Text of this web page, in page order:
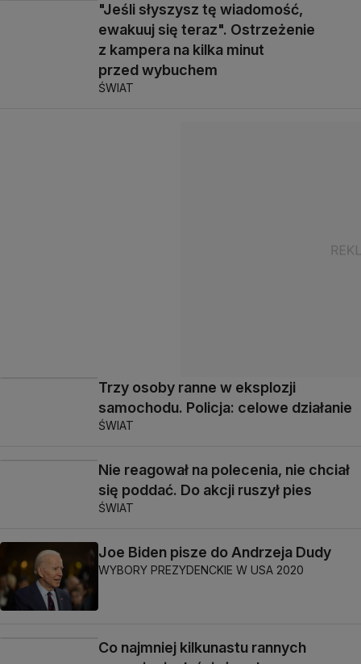
"Jeśli słyszysz tę wiadomość,
ewakuuj się teraz". Ostrzeżenie
z kampera na kilka minut
przed wybuchem
ŚWIAT
Trzy osoby ranne w eksplozji
samochodu. Policja: celowe działanie
ŚWIAT
Nie reagował na polecenia, nie chciał
się poddać. Do akcji ruszył pies
ŚWIAT
Joe Biden pisze do Andrzeja Dudy
WYBORY PREZYDENCKIE W USA 2020
Co najmniej kilkunastu rannych